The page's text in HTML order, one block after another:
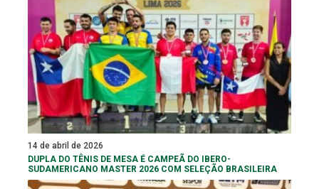
14 de abril de 2026
DUPLA DO TÊNIS DE MESA É CAMPEÃ DO IBERO-
SUDAMERICANO MASTER 2026 COM SELEÇÃO BRASILEIRA